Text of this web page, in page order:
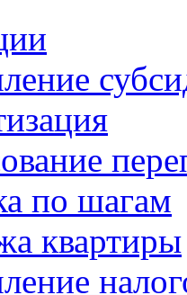
по шагам
квартиры